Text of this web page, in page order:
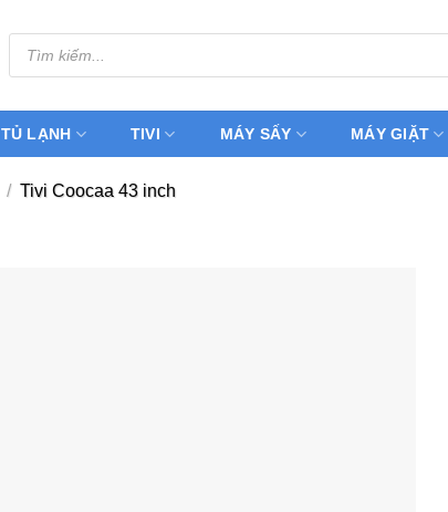
Tìm
kiếm
sản
TỦ LẠNH TIVI MÁY SẤY MÁY GIẶT
/ Tivi Coocaa 43 inch